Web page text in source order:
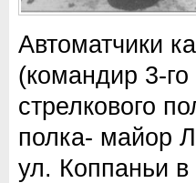
Автоматчики
(командир 3-го
стрелкового
полка- майор
ул. Коппаньи